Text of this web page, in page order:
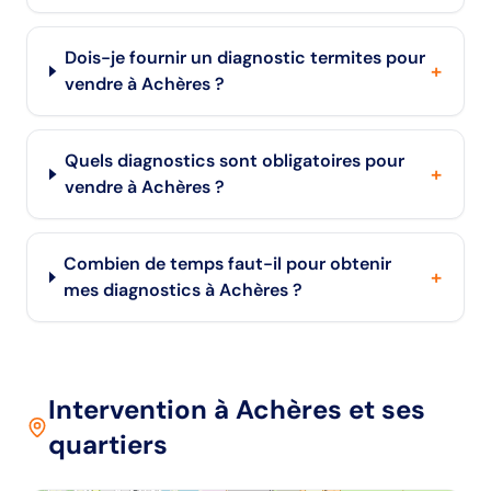
Dois-je fournir un diagnostic termites pour
vendre à Achères ?
+
Quels diagnostics sont obligatoires pour
vendre à Achères ?
+
Combien de temps faut-il pour obtenir
mes diagnostics à Achères ?
+
Intervention à Achères et ses
quartiers